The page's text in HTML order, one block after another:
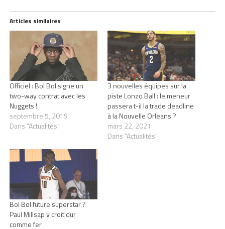
Articles similaires
Officiel : Bol Bol signe un
two-way contrat avec les
Nuggets !
septembre 5, 2019
Dans "Actualités"
3 nouvelles équipes sur la
piste Lonzo Ball : le meneur
passera t-il la trade deadline
à la Nouvelle Orleans ?
mars 22, 2021
Dans "Actualités"
Bol Bol future superstar ?
Paul Millsap y croit dur
comme fer